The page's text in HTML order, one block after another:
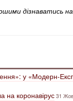
дізнаватись
у «Модерн-
на коронавірус31